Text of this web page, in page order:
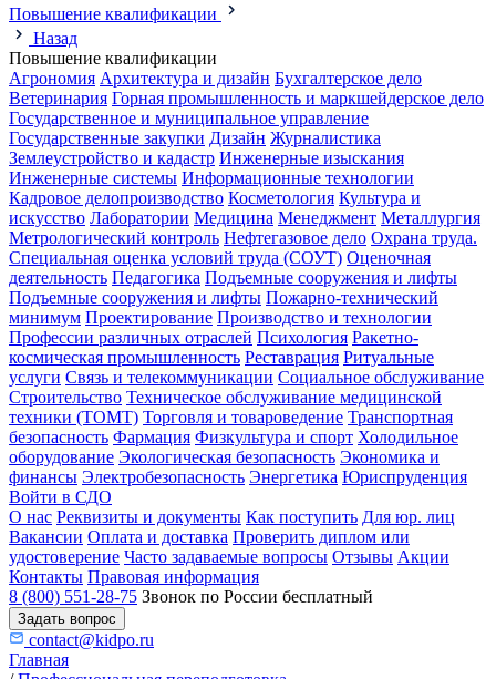
Повышение квалификации
Назад
Повышение квалификации
Агрономия Архитектура и дизайн Бухгалтерское дело
Ветеринария Горная промышленность и маркшейдерское дело
Государственное и муниципальное управление
Государственные закупки Дизайн Журналистика
Землеустройство и кадастр Инженерные изыскания
Инженерные системы Информационные технологии
Кадровое делопроизводство Косметология Культура и
искусство Лаборатории Медицина Менеджмент Металлургия
Метрологический контроль Нефтегазовое дело Охрана труда.
Специальная оценка условий труда (СОУТ) Оценочная
деятельность Педагогика Подъемные сооружения и лифты
Подъемные сооружения и лифты Пожарно-технический
минимум Проектирование Производство и технологии
Профессии различных отраслей Психология Ракетно-
космическая промышленность Реставрация Ритуальные
услуги Связь и телекоммуникации Социальное обслуживание
Строительство Техническое обслуживание медицинской
техники (ТОМТ) Торговля и товароведение Транспортная
безопасность Фармация Физкультура и спорт Холодильное
оборудование Экологическая безопасность Экономика и
финансы Электробезопасность Энергетика Юриспруденция
Войти в СДО
О нас Реквизиты и документы Как поступить Для юр. лиц
Вакансии Оплата и доставка Проверить диплом или
удостоверение Часто задаваемые вопросы Отзывы Акции
Контакты Правовая информация
8 (800) 551-28-75 Звонок по России бесплатный
Задать вопрос
contact@kidpo.ru
Главная